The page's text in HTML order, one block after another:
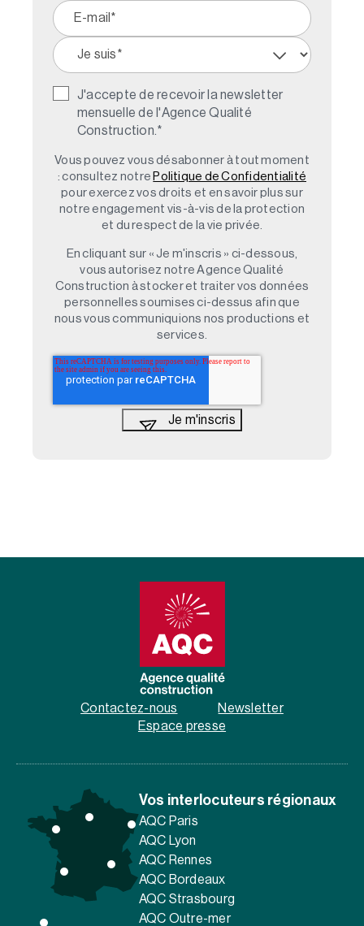
J'accepte de recevoir la newsletter
mensuelle de l'Agence Qualité
Construction. *
Vous pouvez vous désabonner à tout moment
: consultez notre Politique de Confidentialité
pour exercez vos droits et en savoir plus sur
notre engagement vis-à-vis de la protection
et du respect de la vie privée.
En cliquant sur « Je m'inscris » ci-dessous,
vous autorisez notre Agence Qualité
Construction à stocker et traiter vos données
personnelles soumises ci-dessus afin que
nous vous communiquions nos productions et
services.
Contactez-nous
Newsletter
Espace presse
Vos interlocuteurs régionaux
AQC Paris
AQC Lyon
AQC Rennes
AQC Bordeaux
AQC Strasbourg
AQC Outre-mer